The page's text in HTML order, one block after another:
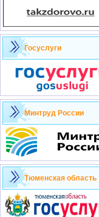
Госуслуги
Минтруд России
Тюменская область